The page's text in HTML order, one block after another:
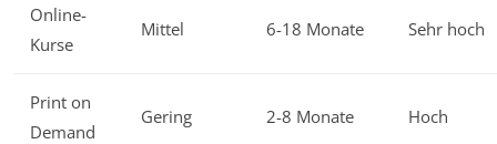
Online-
Kurse
Mittel 6-18 Monate Sehr hoch
Print on
Demand
Gering 2-8 Monate Hoch